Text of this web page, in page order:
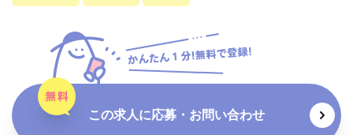
この求人に応募・お問い合わせ